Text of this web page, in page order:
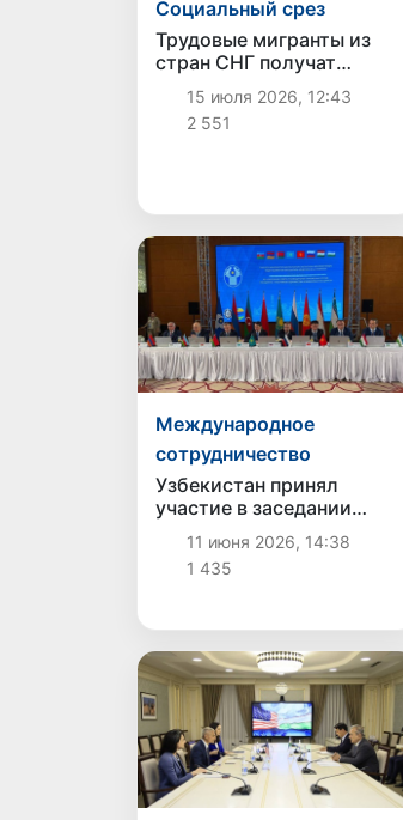
Социальный срез
Трудовые мигранты из
стран СНГ получат
дополнительные
гарантии медицинской
защиты
15 июля 2026, 12:43
2 551
Международное
сотрудничество
Узбекистан принял
участие в заседании
Совета руководителей
таможенных служб
стран СНГ в Казахстане
11 июня 2026, 14:38
1 435